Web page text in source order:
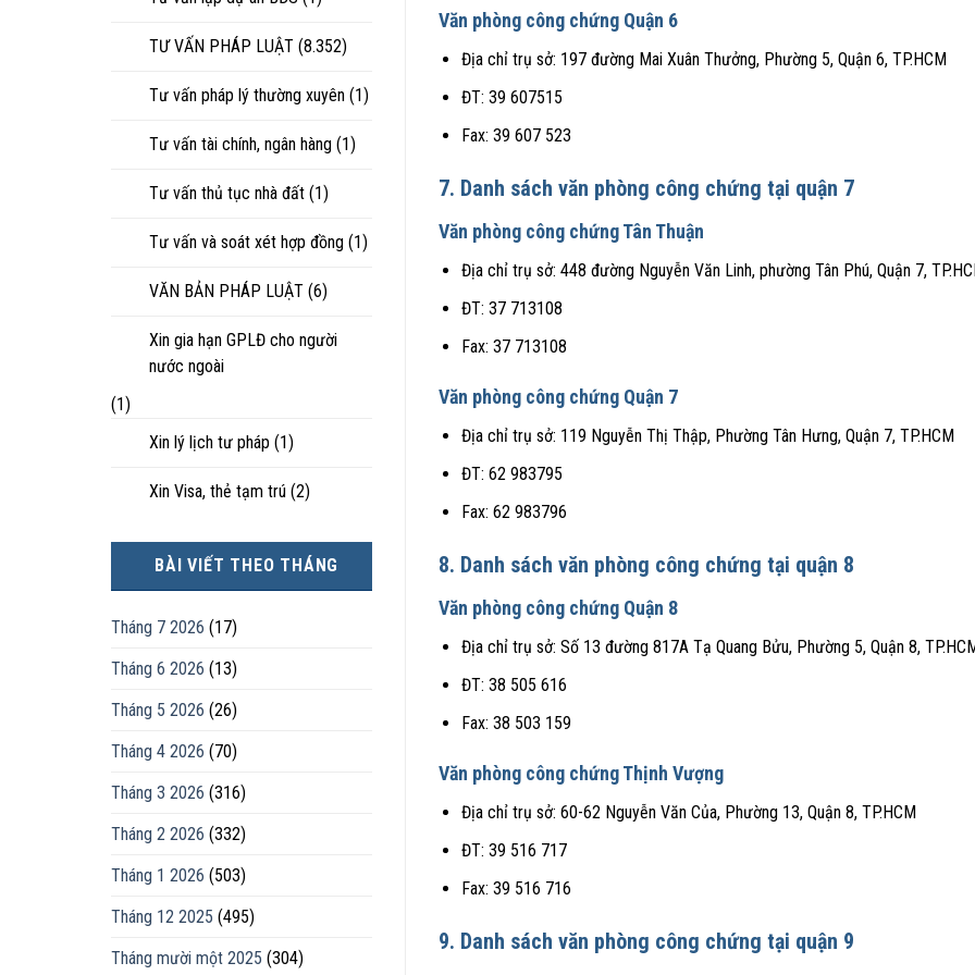
TƯ VẤN PHÁP LUẬT (8.352)
Tư vấn pháp lý thường xuyên (1)
Tư vấn tài chính, ngân hàng (1)
Tư vấn thủ tục nhà đất (1)
Tư vấn và soát xét hợp đồng (1)
VĂN BẢN PHÁP LUẬT (6)
Xin gia hạn GPLĐ cho người
nước ngoài
(1)
Xin lý lịch tư pháp (1)
Xin Visa, thẻ tạm trú (2)
BÀI VIẾT THEO THÁNG
Tháng 7 2026 (17)
Tháng 6 2026 (13)
Tháng 5 2026 (26)
Tháng 4 2026 (70)
Tháng 3 2026 (316)
Tháng 2 2026 (332)
Tháng 1 2026 (503)
Tháng 12 2025 (495)
Tháng mười một 2025 (304)
Văn phòng công chứng Quận 6
Địa chỉ trụ sở: 197 đường Mai Xuân Thưởng, Phường 5, Quận 6, TP.HCM
ĐT: 39 607515
Fax: 39 607 523
7. Danh sách văn phòng công chứng tại quận 7
Văn phòng công chứng Tân Thuận
Địa chỉ trụ sở: 448 đường Nguyễn Văn Linh, phường Tân Phú, Quận 7,
ĐT: 37 713108
Fax: 37 713108
Văn phòng công chứng Quận 7
Địa chỉ trụ sở: 119 Nguyễn Thị Thập, Phường Tân Hưng, Quận 7, TP.HCM
ĐT: 62 983795
Fax: 62 983796
8. Danh sách văn phòng công chứng tại quận 8
Văn phòng công chứng Quận 8
Địa chỉ trụ sở: Số 13 đường 817A Tạ Quang Bửu, Phường 5, Quận 8,
ĐT: 38 505 616
Fax: 38 503 159
Văn phòng công chứng Thịnh Vượng
Địa chỉ trụ sở: 60-62 Nguyễn Văn Của, Phường 13, Quận 8, TP.HCM
ĐT: 39 516 717
Fax: 39 516 716
9. Danh sách văn phòng công chứng tại quận 9